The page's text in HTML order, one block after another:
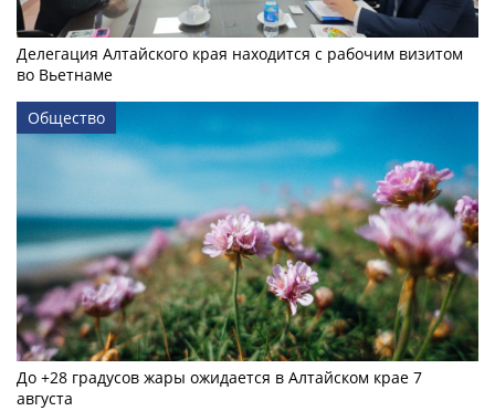
Делегация Алтайского края находится с рабочим визитом
во Вьетнаме
Общество
До +28 градусов жары ожидается в Алтайском крае 7
августа